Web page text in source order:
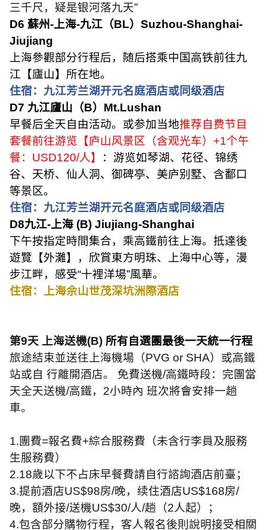
三千尺，疑是银河落九天”
D6 蘇州-上海-九江（BL） Suzhou-Shanghai-
Jiujiang
上海參觀部分行程后，随后搭乘中国高铁前往九
江【廬山】所在地。
住宿：九江芳兰湖开元名庭酒店或同级酒店
D7 九江廬山（B） Mt.Lushan
早餐后全天自由活动。或参加当地推荐自费节目
套餐前往游览【庐山风景区（含观光车） +1个午
餐： USD120/人】
：游览如琴湖、花径、锦绣
谷、天桥、仙人洞、御碑亭、美庐别墅、含鄱口
等景区。
住宿：九江芳兰湖开元名庭酒店或同级酒店
D8九江-上海 (B) Jiujiang-Shanghai
下午按指定時間集合，乘高鐵前往上海。抵達後
遊覽【外灘】，欣賞東方明珠、上海中心等，漫
步江畔，感受“十裡洋場”風華。
住宿：上海佘山世茂深坑洲際酒店
第9天 上海送機(B) 所有自選團最後一天統一行程
旅途結束並送往上海機場（PVG or SHA）或高鐵
站或自 行離開酒店。 免費送機/高鐵時段：完團當
天全天送機/高鐵， 2小時內 班次將會安排一趟
車。
1.團費=報名費+綜合服務費（未含行李員及服務
生服務費）
2.18歲以下不占床早餐費請自行諮詢酒店前臺；
3.提前酒店US$98房/晚，续住酒店US$168房/
晚，額外接/送機US$30/人/趟（2人起）；
4.包含部分購物行程，客人報名後則說明接受相關